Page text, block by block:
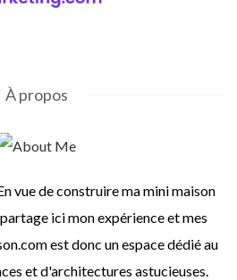
À propos
vue de construire ma mini maison
ici mon expérience et mes
est donc un espace dédié au
et d'architectures astucieuses.